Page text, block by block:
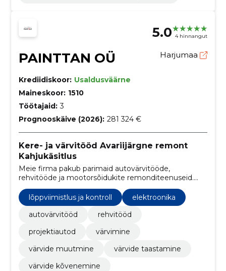
5.0 4 hinnangut
PAINTTAN OÜ Harjumaa
Krediidiskoor: Usaldusväärne
Maineskoor: 1510
Töötajaid: 3
Prognooskäive (2026): 281 324 €
Kere- ja värvitööd Avariijärgne remont
Kahjukäsitlus
Meie firma pakub parimaid autovärvitööde,
rehvitööde ja mootorsõidukite remonditeenuseid.
meie parima, et pakkuda kõrgeima kvaliteediga
teenuste paketti.
lõppviimistlus ja kontroll
elektroonika
autovärvitööd
rehvitööd
projektiautod
värvimine
värvide muutmine
värvide taastamine
värvide kõvenemine